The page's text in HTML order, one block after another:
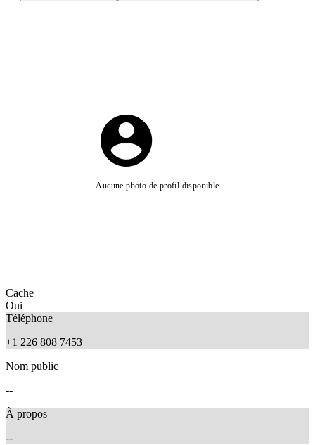
Aucune photo de profil disponible
Cache
Oui
Téléphone
+1 226 808 7453
Nom public
--
À propos
--